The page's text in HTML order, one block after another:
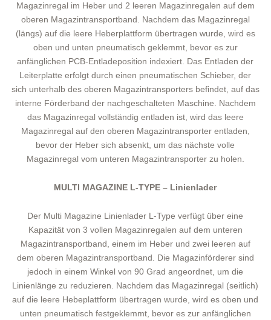
Magazinregal im Heber und 2 leeren Magazinregalen auf dem
oberen Magazintransportband. Nachdem das Magazinregal
(längs) auf die leere Heberplattform übertragen wurde, wird es
oben und unten pneumatisch geklemmt, bevor es zur
anfänglichen PCB-Entladeposition indexiert. Das Entladen der
Leiterplatte erfolgt durch einen pneumatischen Schieber, der
sich unterhalb des oberen Magazintransporters befindet, auf das
interne Förderband der nachgeschalteten Maschine. Nachdem
das Magazinregal vollständig entladen ist, wird das leere
Magazinregal auf den oberen Magazintransporter entladen,
bevor der Heber sich absenkt, um das nächste volle
Magazinregal vom unteren Magazintransporter zu holen.
MULTI MAGAZINE L-TYPE – Linienlader
Der Multi Magazine Linienlader L-Type verfügt über eine
Kapazität von 3 vollen Magazinregalen auf dem unteren
Magazintransportband, einem im Heber und zwei leeren auf
dem oberen Magazintransportband. Die Magazinförderer sind
jedoch in einem Winkel von 90 Grad angeordnet, um die
Linienlänge zu reduzieren. Nachdem das Magazinregal (seitlich)
auf die leere Hebeplattform übertragen wurde, wird es oben und
unten pneumatisch festgeklemmt, bevor es zur anfänglichen